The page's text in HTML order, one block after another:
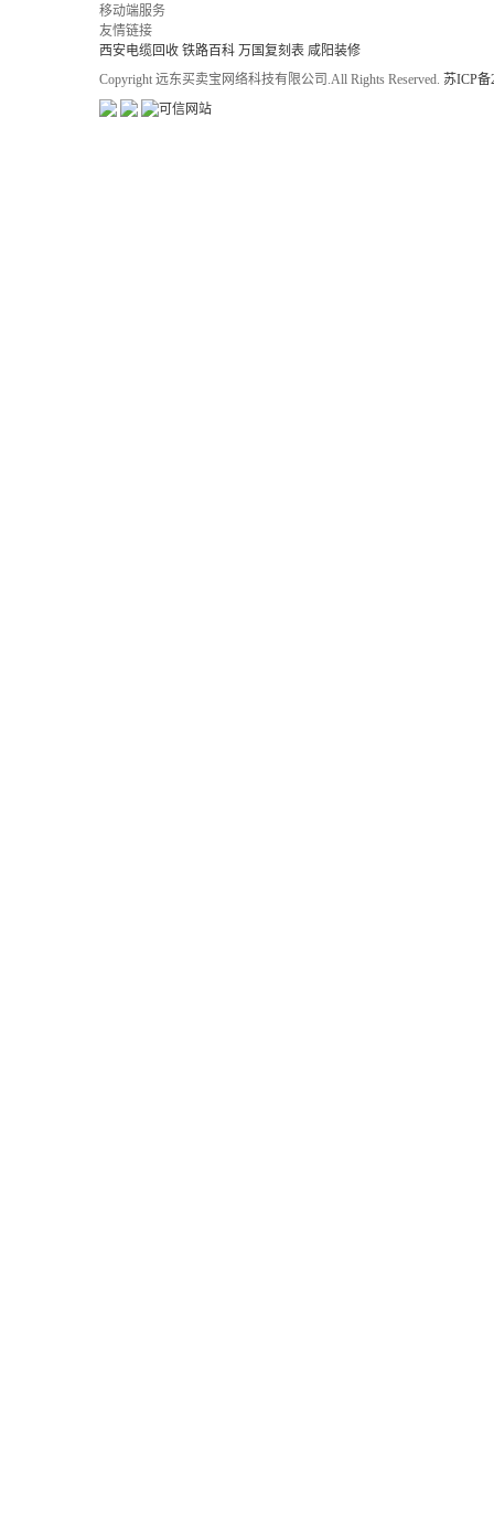
移动端服务
友情链接
西安电缆回收 铁路百科 万国复刻表 咸阳装修
Copyright 远东买卖宝网络科技有限公司.All Rights Reserved. 苏ICP备